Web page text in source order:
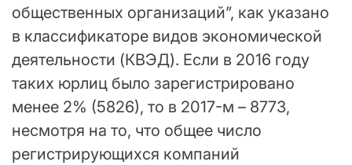
общественных организаций”, как указано
в классификаторе видов экономической
деятельности (КВЭД). Если в 2016 году
таких юрлиц было зарегистрировано
менее 2% (5826), то в 2017-м – 8773,
несмотря на то, что общее число
регистрирующихся компаний